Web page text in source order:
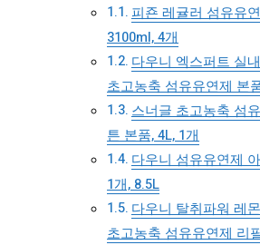
피죤 레귤러 섬유유
3100ml, 4개
다우니 엑스퍼트 실
초고농축 섬유유연제 본
스너글 초고농축 섬
튼 본품, 4L, 1개
다우니 섬유유연제
1개, 8.5L
다우니 탈취파워 레
초고농축 섬유유연제 리